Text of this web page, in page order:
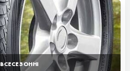
ВСЕСЕЗОННІ